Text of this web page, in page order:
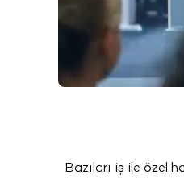
Bazıları iş ile özel